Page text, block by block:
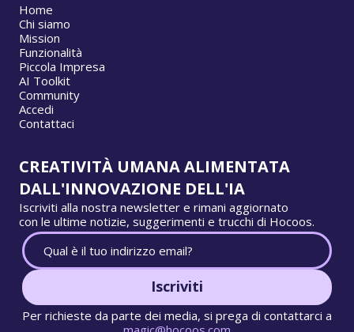
Home
Chi siamo
Mission
Funzionalità
Piccola Impresa
AI Toolkit
Community
Accedi
Contattaci
CREATIVITÀ UMANA ALIMENTATA
DALL'INNOVAZIONE DELL'IA
Iscriviti alla nostra newsletter e rimani aggiornato
con le ultime notizie, suggerimenti e trucchi di Hocoos.
Iscriviti
Per richieste da parte dei media, si prega di contattarci a